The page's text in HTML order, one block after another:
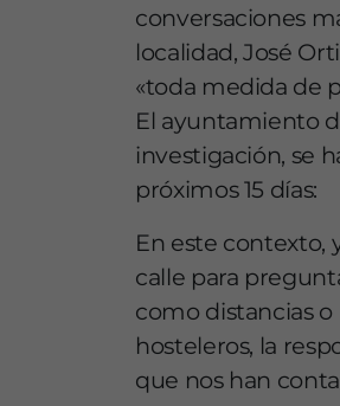
conversaciones
localidad, José
«toda medida de
El ayuntamiento
investigación, se
próximos 15 días:
En este contexto,
calle para
como distancias
hosteleros, la
que nos han